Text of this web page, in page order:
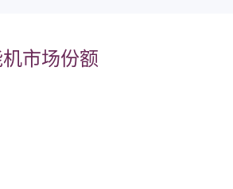
市场份额